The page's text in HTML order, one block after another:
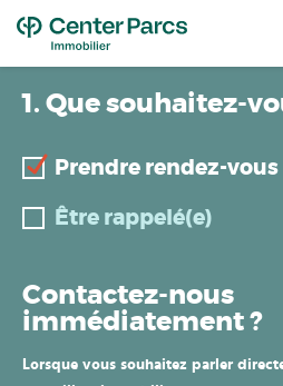
1. Que souhaitez-
Prendre rendez-vous
Être rappelé(e)
Contactez-nous
immédiatement ?
Lorsque vous souhaitez parler